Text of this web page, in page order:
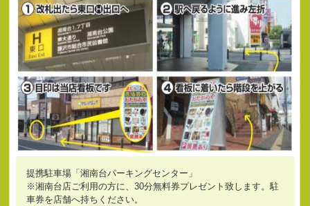
提携駐車場「湘南台パーキングセンター」
※湘南台店ご利用の方に、30分無料券プレゼント致します。駐
車券を店舗へ持ちください。